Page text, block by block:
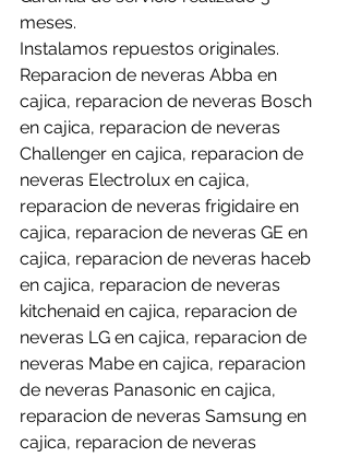
meses.
Instalamos repuestos originales.
Reparacion de neveras Abba en
cajica, reparacion de neveras Bosch
en cajica, reparacion de neveras
Challenger en cajica, reparacion de
neveras Electrolux en cajica,
reparacion de neveras frigidaire en
cajica, reparacion de neveras GE en
cajica, reparacion de neveras haceb
en cajica, reparacion de neveras
kitchenaid en cajica, reparacion de
neveras LG en cajica, reparacion de
neveras Mabe en cajica, reparacion
de neveras Panasonic en cajica,
reparacion de neveras Samsung en
cajica, reparacion de neveras